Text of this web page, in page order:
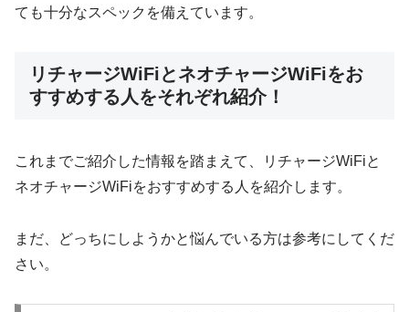
ても十分なスペックを備えています。
リチャージWiFiとネオチャージWiFiをお
すすめする人をそれぞれ紹介！
これまでご紹介した情報を踏まえて、リチャージWiFiと
ネオチャージWiFiをおすすめする人を紹介します。
まだ、どっちにしようかと悩んでいる方は参考にしてくだ
さい。